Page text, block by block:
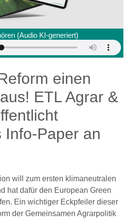
(Audio KI-generiert)
einen
ETL Agrar &
Info-Paper an
will zum ersten klimaneutralen
hat dafür den European Green
Ein wichtiger Eckpfeiler dieser
der Gemeinsamen Agrarpolitik